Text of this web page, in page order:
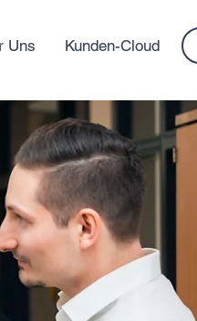
Uns Kunden-Cloud